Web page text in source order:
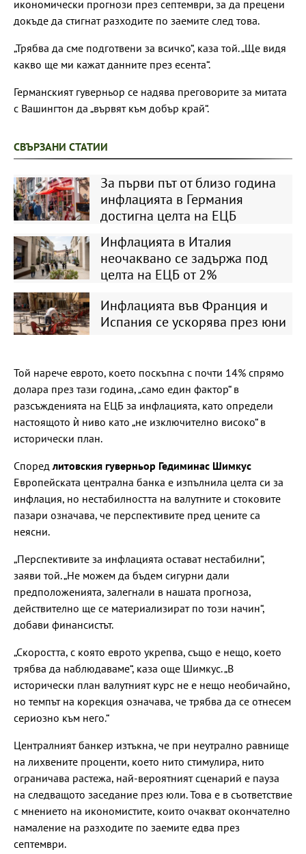
икономически прогнози през септември, за да прецени
докъде да стигнат разходите по заемите след това.
„Трябва да сме подготвени за всичко“, каза той. „Ще видя
какво ще ми кажат данните през есента“.
Германският гуверньор се надява преговорите за митата
с Вашингтон да „вървят към добър край“.
СВЪРЗАНИ СТАТИИ
За първи път от близо година
инфлацията в Германия
достигна целта на ЕЦБ
Инфлацията в Италия
неочаквано се задържа под
целта на ЕЦБ от 2%
Инфлацията във Франция и
Испания се ускорява през юни
Той нарече еврото, което поскъпна с почти 14% спрямо
долара през тази година, „само един фактор“ в
разсъжденията на ЕЦБ за инфлацията, като определи
настоящото ѝ ниво като „не изключително високо“ в
исторически план.
Споредлитовския гуверньор Гедиминас Шимкус
Европейската централна банка е изпълнила целта си за
инфлация, но нестабилността на валутните и стоковите
пазари означава, че перспективите пред цените са
неясни.
„Перспективите за инфлацията остават нестабилни“,
заяви той. „Не можем да бъдем сигурни дали
предположенията, залегнали в нашата прогноза,
действително ще се материализират по този начин“,
добави финансистът.
„Скоростта, с която еврото укрепва, също е нещо, което
трябва да наблюдаваме“, каза още Шимкус. „В
исторически план валутният курс не е нещо необичайно,
но темпът на корекция означава, че трябва да се отнесем
сериозно към него.“
Централният банкер изтъкна, че при неутрално равнище
на лихвените проценти, което нито стимулира, нито
ограничава растежа, най-вероятният сценарий е пауза
на следващото заседание през юли. Това е в съответствие
с мнението на икономистите, които очакват окончателно
намаление на разходите по заемите едва през
септември.